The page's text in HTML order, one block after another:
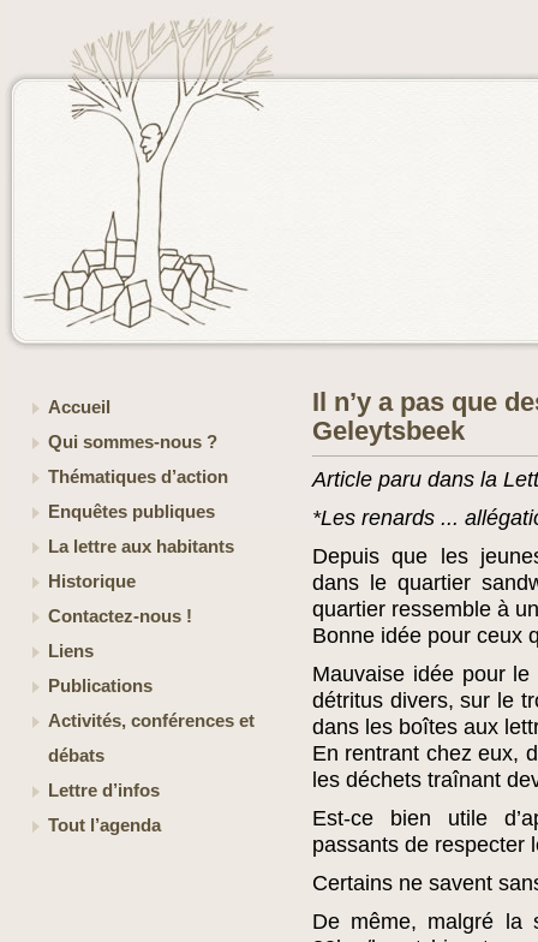
Accueil
Qui sommes-nous ?
Thématiques d’action
Enquêtes publiques
La lettre aux habitants
Historique
Contactez-nous !
Liens
Publications
Activités, conférences et
débats
Lettre d’infos
Tout l’agenda
Il n’y a pas que
Geleytsbeek
Article paru dans la
*Les renards ...
Depuis que les
dans le quartier
quartier ressemble à
Bonne idée pour ceux
Mauvaise idée pour
détritus divers, sur le
dans les boîtes aux
En rentrant chez eux,
les déchets traînant
Est-ce bien utile
passants de respecter
Certains ne savent
De même, malgré la